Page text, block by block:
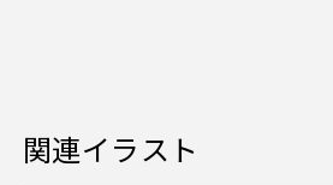
関連イラスト